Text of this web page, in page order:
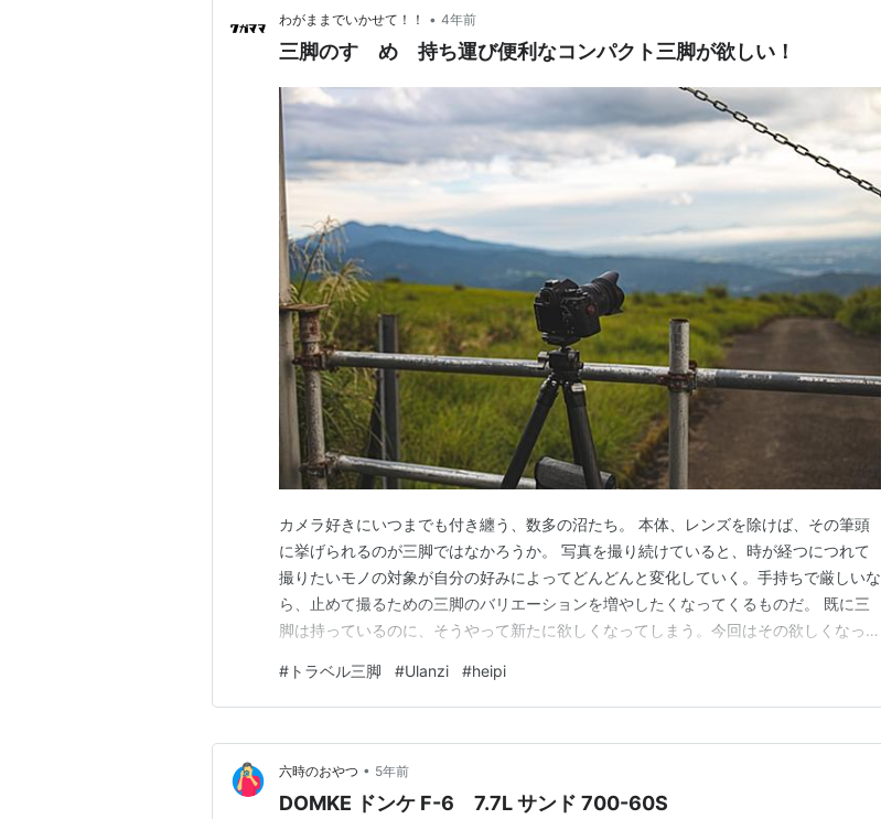
わがままでいかせて！！ • 4年前
三脚のすゝめ 持ち運び便利なコンパクト三脚が欲しい！
カメラ好きにいつまでも付き纏う、数多の沼たち。 本体、レンズを除けば、その筆頭
に挙げられるのが三脚ではなかろうか。 写真を撮り続けていると、時が経つにつれて
撮りたいモノの対象が自分の好みによってどんどんと変化していく。手持ちで厳しいな
ら、止めて撮るための三脚のバリエーションを増やしたくなってくるものだ。 既に三
脚は持っているのに、そうやって新たに欲しくなってしまう。今回はその欲しくなって
回はこの言い切り呟き口調で書きすすめたいと思う。 目次 ひとまず現在愛用中の三脚
LEOFOTO LS-324C+LH-40 SI…
# トラベル三脚 #Ulanzi #heipi
六時のおやつ • 5年前
DOMKE ドンケ F-6 7.7L サンド 700-60S